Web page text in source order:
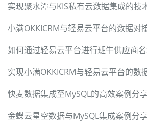
实现聚水潭与KIS私有云数据集成的技
小满OKKICRM与轻易云平台的数据对
如何通过轻易云平台进行班牛供应商
实现小满OKKICRM与轻易云平台的数
快麦数据集成至MySQL的高效案例分
金蝶云星空数据与MySQL集成案例分